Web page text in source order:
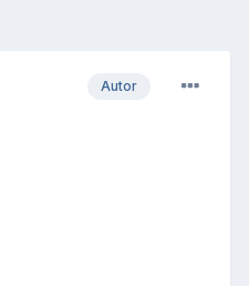
Autor